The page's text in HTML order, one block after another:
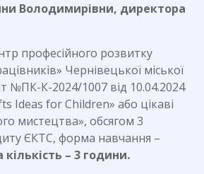
Володимирівни, директора
професійного розвитку
Чернівецької міської
№ПК-К-2024/1007 від 10.04.2024
Ideas for Children» або цікаві
мистецтва», обсягом 3
ЄКТС, форма навчання –
кількість – 3 години.